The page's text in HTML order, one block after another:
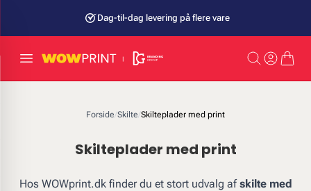
Dag-til-dag levering på flere vare
Forside/Skilte/Skilteplader med print
Skilteplader med print
Hos WOWprint.dk finder du et stort udvalg afskilte med